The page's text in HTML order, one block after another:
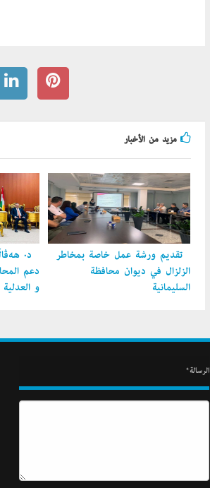
مزيد من الأخبار
د.
دعم
و العدلية
تقديم ورشة عمل خاصة بمخاطر
الزلزال في ديوان محافظة
السليمانية
الرسالة*